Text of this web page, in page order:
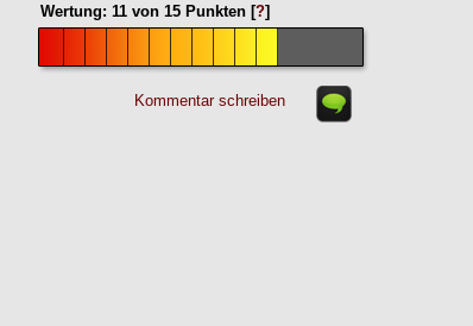
Wertung: 11 von 15 Punkten [?]
Kommentar schreiben